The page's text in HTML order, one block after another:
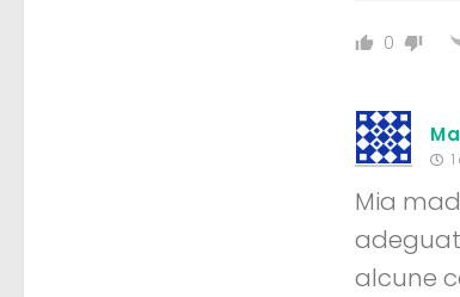
0
Mia
alcune